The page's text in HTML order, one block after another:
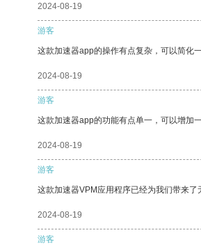
2024-08-19
游客
这款加速器app的操作有点复杂，可以简化
2024-08-19
游客
这款加速器app的功能有点单一，可以增加
2024-08-19
游客
这款加速器VPM应用程序已经为我们带来了
2024-08-19
游客